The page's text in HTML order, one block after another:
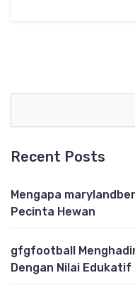
Recent Posts
Mengapa
Pecinta Hewan
gfgfootball
Dengan Nilai Edukatif